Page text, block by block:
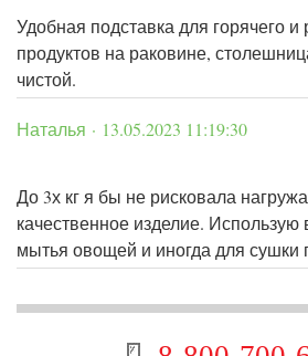
Удобная подставка для горячего и
продуктов на раковине,
чистой.
Наталья · 13.05.2023 11:19:30
До 3х кг я бы не рисковала
качественное изделие.
мытья овощей и иногда для сушки